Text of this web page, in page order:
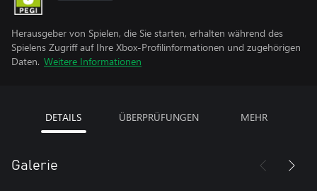
Herausgeber von Spielen, die Sie starten, erhalten während des
Spielens Zugriff auf Ihre Xbox-Profilinformationen und zugehörigen
Daten. Weitere Informationen
DETAILS ÜBERPRÜFUNGEN MEHR
Galerie